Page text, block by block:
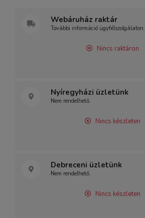
Webáruház raktár
További információ ügyfélszolgálaton.
Nincs raktáron
Nyíregyházi üzletünk
Nem rendelhető.
Nincs készleten
Debreceni üzletünk
Nem rendelhető.
Nincs készleten